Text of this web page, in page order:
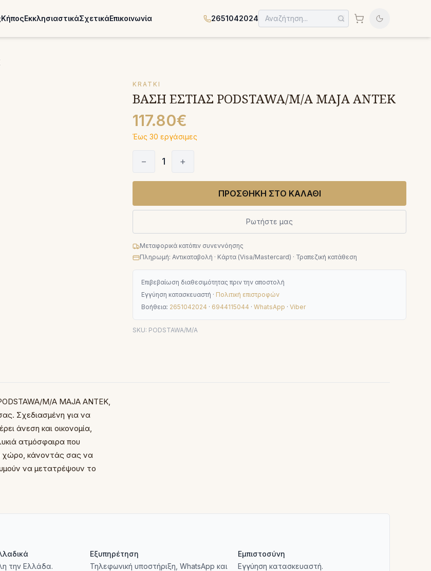
ΚήποςΕκκλησιαστικάΣχετικάΕπικοινωνία 2651042024
KRATKI
ΒΑΣΗ ΕΣΤΙΑΣ PODSTAWA/M/A MAJA ANTEK
117.80€
Έως 30 εργάσιμες
− 1 +
ΠΡΟΣΘΗΚΗ ΣΤΟ ΚΑΛΑΘΙ
Ρωτήστε μας
Μεταφορικά κατόπιν συνεννόησης
Πληρωμή: Αντικαταβολή · Κάρτα (Visa/Mastercard) · Τραπεζική κατάθεση
Επιβεβαίωση διαθεσιμότητας πριν την αποστολή
Εγγύηση κατασκευαστή · Πολιτική επιστροφών
Βοήθεια: 2651042024 · 6944115044 · WhatsApp · Viber
SKU: PODSTAWA/M/A
M/A MAJA ANTEK,
Σχεδιασμένη για να
άνεση και οικονομία,
ατμόσφαιρα που
χώρο, κάνοντάς σας να
να μετατρέψουν το
την Ελλάδα.
Εξυπηρέτηση
Τηλεφωνική υποστήριξη, WhatsApp και
Εμπιστοσύνη
Εγγύηση κατασκευαστή.